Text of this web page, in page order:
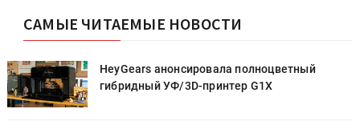
САМЫЕ ЧИТАЕМЫЕ НОВОСТИ
HeyGears анонсировала полноцветный
гибридный УФ/3D-принтер G1X